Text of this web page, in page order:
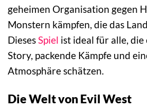
geheimen Organisation gegen
Monstern kämpfen, die das
DiesesSpiel ist ideal für alle,
Story, packende Kämpfe und
Atmosphäre schätzen.
Die Welt von Evil West